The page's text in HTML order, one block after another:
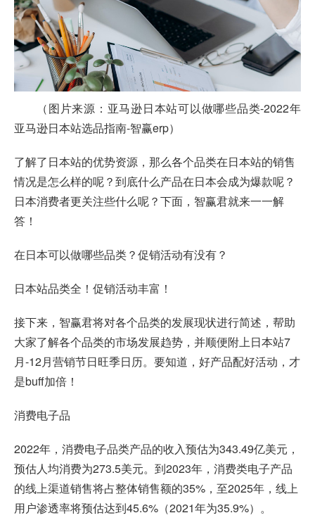
（图片来源：亚马逊日本站可以做哪些品类-2022年
亚马逊日本站选品指南-智赢erp）
了解了日本站的优势资源，那么各个品类在日本站的销售
情况是怎么样的呢？到底什么产品在日本会成为爆款呢？
日本消费者更关注些什么呢？下面，智赢君就来一一解
答！
在日本可以做哪些品类？促销活动有没有？
日本站品类全！促销活动丰富！
接下来，智赢君将对各个品类的发展现状进行简述，帮助
大家了解各个品类的市场发展趋势，并顺便附上日本站7
月-12月营销节日旺季日历。要知道，好产品配好活动，才
是buff加倍！
消费电子品
2022年，消费电子品类产品的收入预估为343.49亿美元，
预估人均消费为273.5美元。到2023年，消费类电子产品
的线上渠道销售将占整体销售额的35%，至2025年，线上
用户渗透率将预估达到45.6%（2021年为35.9%）。